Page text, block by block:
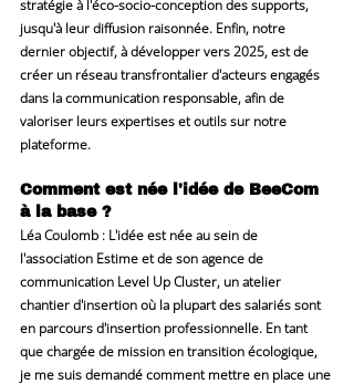
stratégie à l'éco-socio-conception des supports,
jusqu'à leur diffusion raisonnée. Enfin, notre
dernier objectif, à développer vers 2025, est de
créer un réseau transfrontalier d'acteurs engagés
dans la communication responsable, afin de
valoriser leurs expertises et outils sur notre
plateforme.
Comment est née l'idée de BeeCom
à la base ?
Léa Coulomb : L'idée est née au sein de
l'association Estime et de son agence de
communication Level Up Cluster, un atelier
chantier d'insertion où la plupart des salariés sont
en parcours d'insertion professionnelle. En tant
que chargée de mission en transition écologique,
je me suis demandé comment mettre en place une